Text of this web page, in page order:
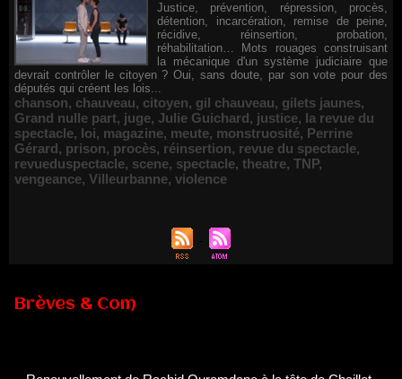
Justice, prévention, répression, procès,
détention, incarcération, remise de peine,
récidive, réinsertion, probation,
réhabilitation… Mots rouages construisant
la mécanique d'un système judiciaire que
devrait contrôler le citoyen ? Oui, sans doute, par son vote pour des
députés qui créent les lois...
chanson, chauveau, citoyen, gil chauveau, gilets jaunes,
Grand nulle part, juge, Julie Guichard, justice, la revue du
spectacle, loi, magazine, meute, monstruosité, Perrine
Gérard, prison, procès, réinsertion, revue du spectacle,
revueduspectacle, scene, spectacle, theatre, TNP,
vengeance, Villeurbanne, violence
Brèves & Com
05/08/2026